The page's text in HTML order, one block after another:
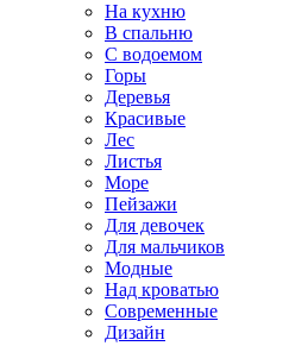
На кухню
В спальню
С водоемом
Горы
Деревья
Красивые
Лес
Листья
Море
Пейзажи
Для девочек
Для мальчиков
Модные
Над кроватью
Современные
Дизайн